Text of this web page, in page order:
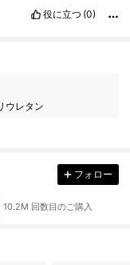
役に立つ (0)
ウレタン
フォロー
10.2M 回数目のご購入